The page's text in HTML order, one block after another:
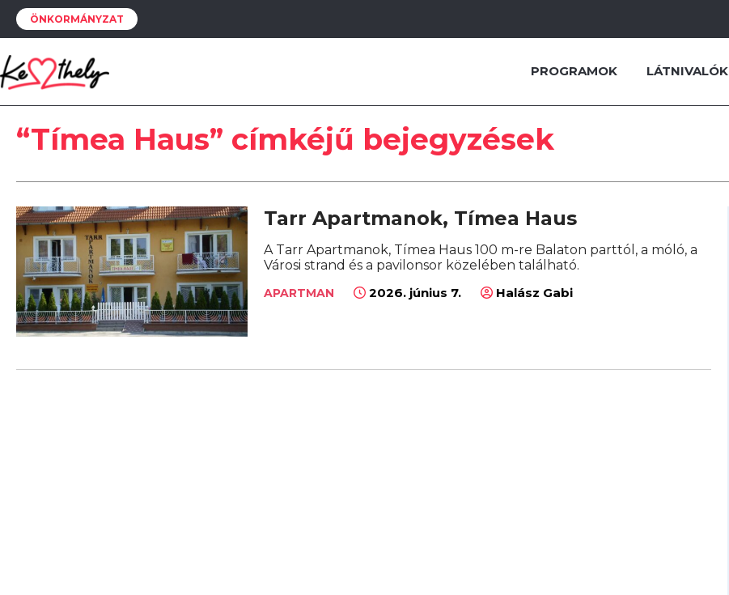
ÖNKORMÁNYZAT
PROGRAMOK LÁTNIVALÓK
“Tímea Haus” címkéjű bejegyzések
Tarr Apartmanok, Tímea Haus
A Tarr Apartmanok, Tímea Haus 100 m-re Balaton parttól, a móló, a
Városi strand és a pavilonsor közelében található.
APARTMAN 2026. június 7. Halász Gabi